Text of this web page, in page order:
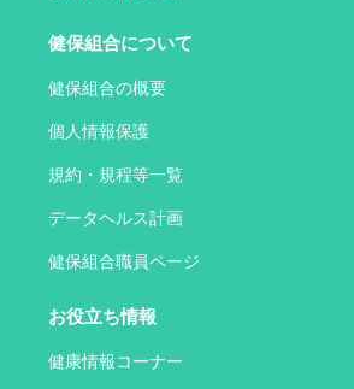
健保組合について
健保組合の概要
個人情報保護
規約・規程等一覧
データヘルス計画
健保組合職員ページ
お役立ち情報
健康情報コーナー